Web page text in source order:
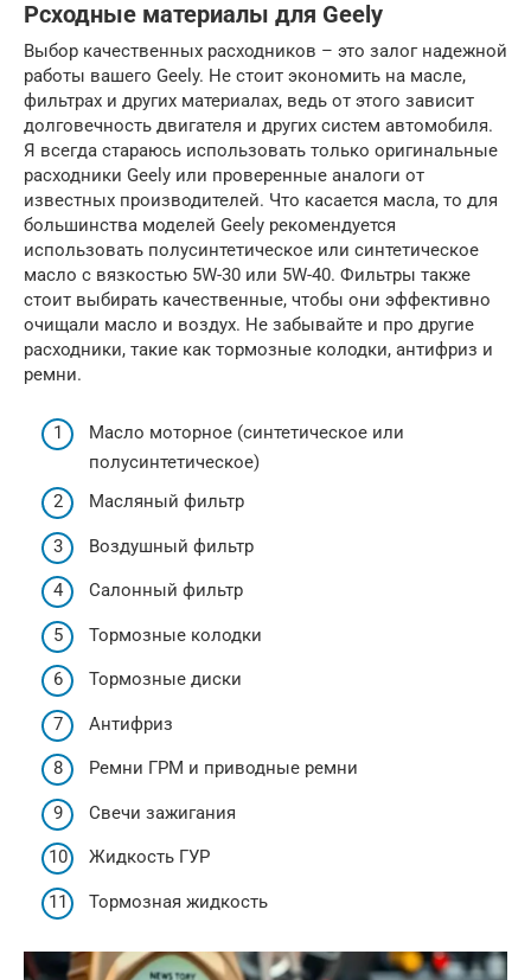
Рсходные материалы для Geely
Выбор качественных расходников – это залог надежной
работы вашего Geely. Не стоит экономить на масле,
фильтрах и других материалах, ведь от этого зависит
долговечность двигателя и других систем автомобиля.
Я всегда стараюсь использовать только оригинальные
расходники Geely или проверенные аналоги от
известных производителей. Что касается масла, то для
большинства моделей Geely рекомендуется
использовать полусинтетическое или синтетическое
масло с вязкостью 5W-30 или 5W-40. Фильтры также
стоит выбирать качественные, чтобы они эффективно
очищали масло и воздух. Не забывайте и про другие
расходники, такие как тормозные колодки, антифриз и
ремни.
Масло моторное (синтетическое или
полусинтетическое)
Масляный фильтр
Воздушный фильтр
Салонный фильтр
Тормозные колодки
Тормозные диски
Антифриз
Ремни ГРМ и приводные ремни
Свечи зажигания
Жидкость ГУР
Тормозная жидкость